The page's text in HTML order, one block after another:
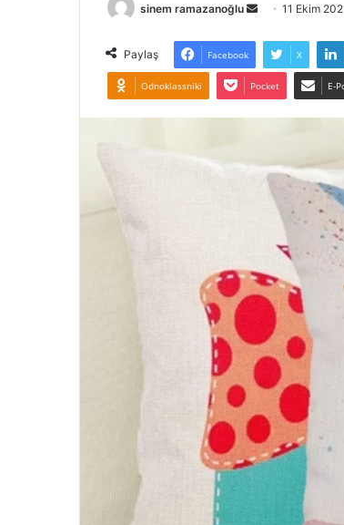
sinem ramazanoğlu
Bir
posta
göndermek
11 Ekim
Paylaş Facebook X
Odnoklassniki Pocket E-